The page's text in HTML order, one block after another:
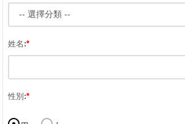
姓名:*
性別:*